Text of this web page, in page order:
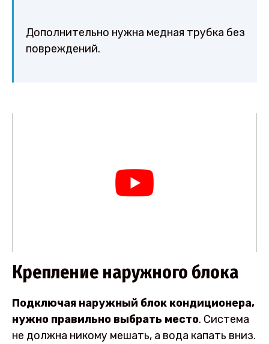
Дополнительно нужна медная трубка без
повреждений.
Крепление наружного блока
Подключая наружный блок кондиционера,
нужно правильно выбрать место. Система
не должна никому мешать, а вода капать вниз.